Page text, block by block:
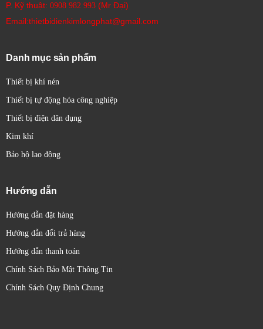
P. Kỹ thuật: 0908 982 993​ (Mr Đại)
Email:thietbidienkimlongphat@gmail.com
Danh mục sản phẩm
Thiết bị khí nén
Thiết bị tự động hóa công nghiệp
Thiết bị điện dân dụng
Kim khí
Bảo hộ lao động
Hướng dẫn
Hướng dẫn đặt hàng
Hướng dẫn đổi trả hàng
Hướng dẫn thanh toán
Chính Sách Bảo Mật Thông Tin
Chính Sách Quy Định Chung